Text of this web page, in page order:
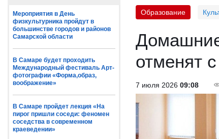
Мероприятия в День
физкультурника пройдут в
большинстве городов и районов
Самарской области
В Самаре будет проходить
Международный фестиваль Арт-
фотографии «Форма,образ,
воображение»
В Самаре пройдет лекция «На
пирог пришли соседи: феномен
соседства в современном
краеведении»
Образование
отменят
7 июля 2026 09:08